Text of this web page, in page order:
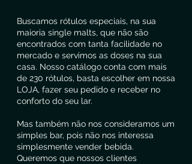
Buscamos rótulos especiais, na sua
maioria single malts, que não são
encontrados com tanta facilidade no
mercado e servimos as doses na sua
casa. Nosso catálogo conta com mais
de 230 rótulos, basta escolher em nossa
LOJA, fazer seu pedido e receber no
conforto do seu lar.
Mas também não nos consideramos um
simples bar, pois não nos interessa
simplesmente vender bebida.
Queremos que nossos clientes